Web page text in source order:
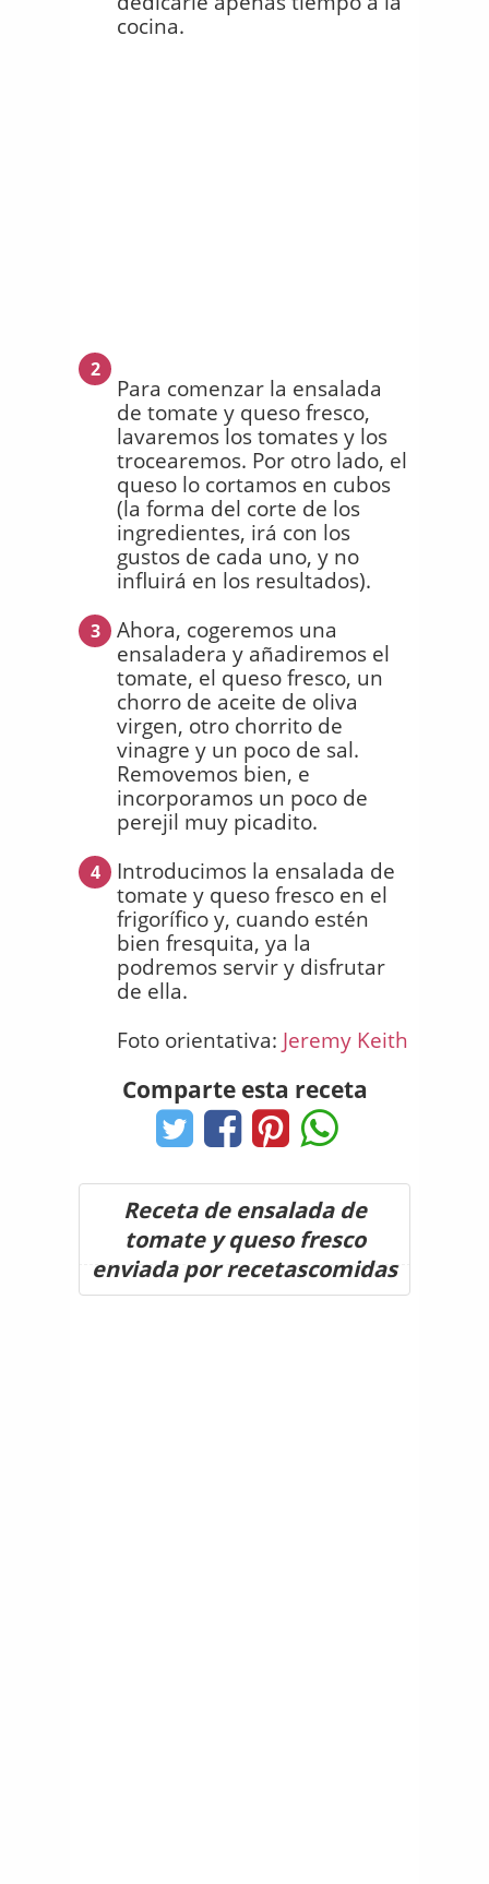
cocina.
2
Para comenzar la ensalada
de tomate y queso fresco,
lavaremos los tomates y los
trocearemos. Por otro lado, el
queso lo cortamos en cubos
(la forma del corte de los
ingredientes, irá con los
gustos de cada uno, y no
influirá en los resultados).
3
Ahora, cogeremos una
ensaladera y añadiremos el
tomate, el queso fresco, un
chorro de aceite de oliva
virgen, otro chorrito de
vinagre y un poco de sal.
Removemos bien, e
incorporamos un poco de
perejil muy picadito.
4
Introducimos la ensalada de
tomate y queso fresco en el
frigorífico y, cuando estén
bien fresquita, ya la
podremos servir y disfrutar
de ella.
Foto orientativa: Jeremy Keith
Comparte esta receta
Receta de ensalada de
tomate y queso fresco
enviada por recetascomidas